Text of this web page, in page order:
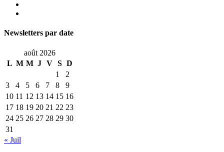
Newsletters par date
août 2026
L M M J V S D
1
2
3
4 5 6 7 8
9
10 11 12 13 14 15 16
17 18 19 20 21 22 23
24 25 26 27 28 29 30
31
« Juil